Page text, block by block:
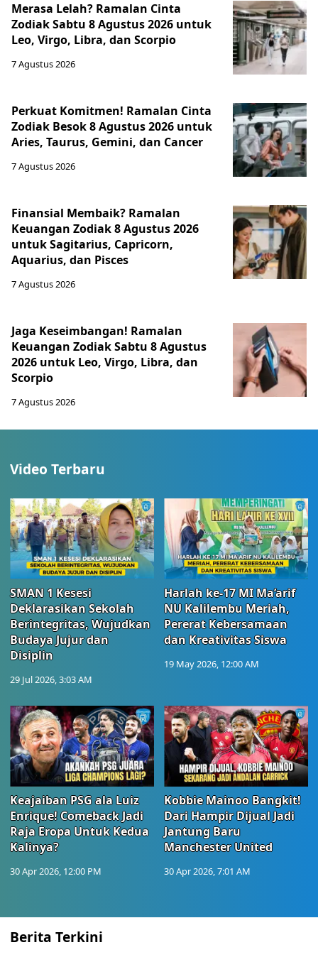
Merasa Lelah? Ramalan Cinta
Zodiak Sabtu 8 Agustus 2026 untuk
Leo, Virgo, Libra, dan Scorpio
7 Agustus 2026
Perkuat Komitmen! Ramalan Cinta
Zodiak Besok 8 Agustus 2026 untuk
Aries, Taurus, Gemini, dan Cancer
7 Agustus 2026
Finansial Membaik? Ramalan
Keuangan Zodiak 8 Agustus 2026
untuk Sagitarius, Capricorn,
Aquarius, dan Pisces
7 Agustus 2026
Jaga Keseimbangan! Ramalan
Keuangan Zodiak Sabtu 8 Agustus
2026 untuk Leo, Virgo, Libra, dan
Scorpio
7 Agustus 2026
Video Terbaru
SMAN 1 Kesesi
Deklarasikan Sekolah
Berintegritas, Wujudkan
Budaya Jujur dan
Disiplin
29 Jul 2026, 3:03 AM
Harlah ke-17 MI Ma’arif
NU Kalilembu Meriah,
Pererat Kebersamaan
dan Kreativitas Siswa
19 May 2026, 12:00 AM
Keajaiban PSG ala Luiz
Enrique! Comeback Jadi
Raja Eropa Untuk Kedua
Kalinya?
30 Apr 2026, 12:00 PM
Kobbie Mainoo Bangkit!
Dari Hampir Dijual Jadi
Jantung Baru
Manchester United
30 Apr 2026, 7:01 AM
Berita Terkini